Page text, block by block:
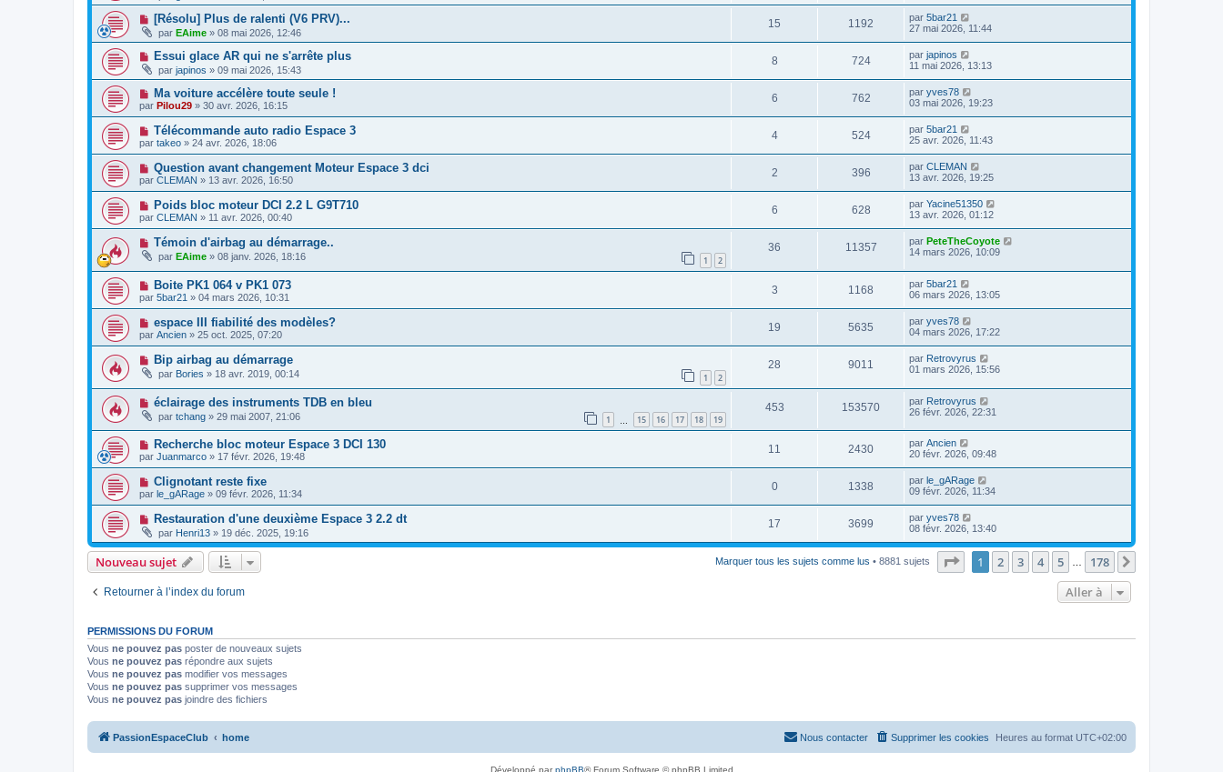
[Résolu] Plus de ralenti (V6 PRV)...
par EAime » 08 mai 2026, 12:46
15 1192 par 5bar21
27 mai 2026, 11:44
Essui glace AR qui ne s'arrête plus
par japinos » 09 mai 2026, 15:43
8 724 par japinos
11 mai 2026, 13:13
Ma voiture accélère toute seule !
par Pilou29 » 30 avr. 2026, 16:15
6 762 par yves78
03 mai 2026, 19:23
Télécommande auto radio Espace 3
par takeo » 24 avr. 2026, 18:06
4 524 par 5bar21
25 avr. 2026, 11:43
Question avant changement Moteur Espace 3 dci
par CLEMAN » 13 avr. 2026, 16:50
2 396 par CLEMAN
13 avr. 2026, 19:25
Poids bloc moteur DCI 2.2 L G9T710
par CLEMAN » 11 avr. 2026, 00:40
6 628 par Yacine51350
13 avr. 2026, 01:12
Témoin d'airbag au démarrage..
par EAime » 08 janv. 2026, 18:16 1 2
36 11357 par PeteTheCoyote
14 mars 2026, 10:09
Boite PK1 064 v PK1 073
par 5bar21 » 04 mars 2026, 10:31
3 1168 par 5bar21
06 mars 2026, 13:05
espace III fiabilité des modèles?
par Ancien » 25 oct. 2025, 07:20
19 5635 par yves78
04 mars 2026, 17:22
Bip airbag au démarrage
par Bories » 18 avr. 2019, 00:14 1 2
28 9011 par Retrovyrus
01 mars 2026, 15:56
éclairage des instruments TDB en bleu
par tchang » 29 mai 2007, 21:06 1 15 16 17 18 19
453 153570 par Retrovyrus
26 févr. 2026, 22:31
Recherche bloc moteur Espace 3 DCI 130
par Juanmarco » 17 févr. 2026, 19:48
11 2430 par Ancien
20 févr. 2026, 09:48
Clignotant reste fixe
par le_gARage » 09 févr. 2026, 11:34
0 1338 par le_gARage
09 févr. 2026, 11:34
Restauration d'une deuxième Espace 3 2.2 dt
par Henri13 » 19 déc. 2025, 19:16
17 3699 par yves78
08 févr. 2026, 13:40
Nouveau sujet Marquer tous les sujets comme lus • 8881 sujets Page sur178
1 2 3 4 5 178
Retourner à l’index du forum Aller à
PERMISSIONS DU FORUM
Vous ne pouvez pas poster de nouveaux sujets
Vous ne pouvez pas répondre aux sujets
Vous ne pouvez pas modifier vos messages
Vous ne pouvez pas supprimer vos messages
Vous ne pouvez pas joindre des fichiers
PassionEspaceClub home Heures au format UTC+02:00
Supprimer les cookies
Nous contacter
Développé parphpBB® Forum Software © phpBB Limited